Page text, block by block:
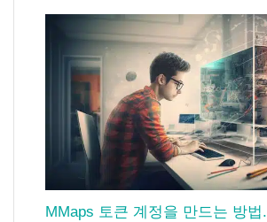
MMaps 토큰 계정을 만드는 방법.